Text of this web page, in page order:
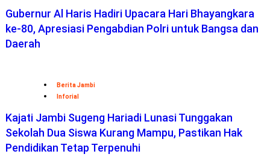
Gubernur Al Haris Hadiri Upacara Hari Bhayangkara
ke-80, Apresiasi Pengabdian Polri untuk Bangsa dan
Daerah
Berita Jambi
Inforial
Kajati Jambi Sugeng Hariadi Lunasi Tunggakan
Sekolah Dua Siswa Kurang Mampu, Pastikan Hak
Pendidikan Tetap Terpenuhi